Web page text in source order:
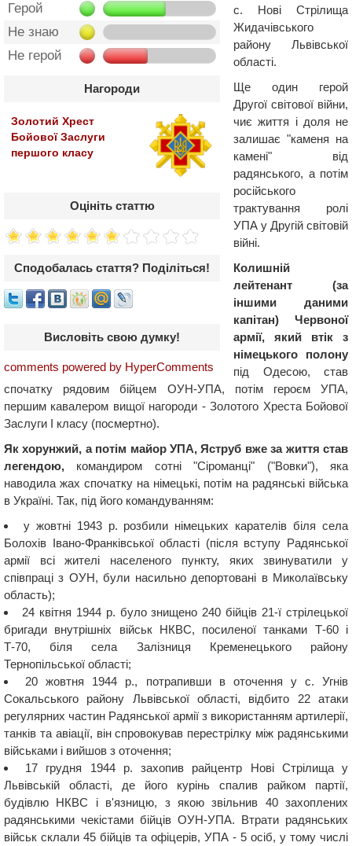
Герой
Не знаю
Не герой
Нагороди
Золотий Хрест
Бойової Заслуги
першого класу
Оцініть статтю
Сподобалась стаття? Поділіться!
Висловіть свою думку!
comments powered by HyperComments
с. Нові Стрілища
Жидачівського
району Львівської
області.
Ще один герой
Другої світової війни,
чиє життя і доля не
залишає "каменя на
камені" від
радянського, а потім
російського
трактування ролі
УПА у Другій світовій
війні.
Колишній
лейтенант (за
іншими даними
капітан) Червоної
армії, який втік з
німецького полону
під Одесою, став
спочатку рядовим бійцем ОУН-УПА, потім героєм УПА,
першим кавалером вищої нагороди - Золотого Хреста Бойової
Заслуги I класу (посмертно).
Як хорунжий, а потім майор УПА, Яструб вже за життя став
легендою, командиром сотні "Сіроманці" ("Вовки"), яка
наводила жах спочатку на німецькі, потім на радянські війська
в Україні. Так, під його командуванням:
у жовтні 1943 р. розбили німецьких карателів біля села
Болохів Івано-Франківської області (після вступу Радянської
армії всі жителі населеного пункту, яких звинуватили у
співпраці з ОУН, були насильно депортовані в Миколаївську
область);
24 квітня 1944 р. було знищено 240 бійців 21-ї стрілецької
бригади внутрішніх військ НКВС, посиленої танками Т-60 і
Т-70, біля села Залізниця Кременецького району
Тернопільської області;
20 жовтня 1944 р., потрапивши в оточення у с. Угнів
Сокальського району Львівської області, відбито 22 атаки
регулярних частин Радянської армії з використанням артилерії,
танків та авіації, він спровокував перестрілку між радянськими
військами і вийшов з оточення;
17 грудня 1944 р. захопив райцентр Нові Стрілища у
Львівській області, де його курінь спалив райком партії,
будівлю НКВС і в'язницю, з якою звільнив 40 захоплених
радянськими чекістами бійців ОУН-УПА. Втрати радянських
військ склали 45 бійців та офіцерів, УПА - 5 осіб, у тому числі